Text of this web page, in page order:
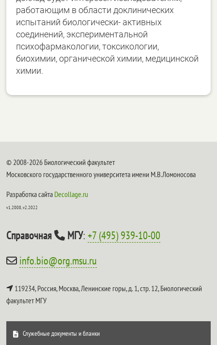
работающим в области доклинических
испытаний биологически- активных
соединений, экспериментальной
психофармакологии, токсикологии,
биохимии, органической химии, медицинской
химии.
© 2008-2026 Биологический факультет
Московского государственного университета имени М.В.Ломоносова
Разработка сайта Decollage.ru
v1.2008, v2.2022
Справочная МГУ:+7 (495) 939-10-00
info.bio@org.msu.ru
119234, Россия, Москва, Ленинские горы, д. 1, стр. 12,Биологический
факультет МГУ
Служебные документы и бланки